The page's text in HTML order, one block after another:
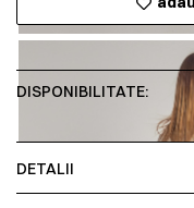
DISPONIBILITATE:
DETALII